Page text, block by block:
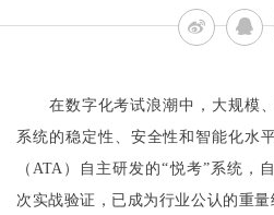
在数字化考试浪潮中，大规模、
系统的稳定性、安全性和智能化水
（ATA）自主研发的“悦考”系统，
次实战验证，已成为行业公认的重量